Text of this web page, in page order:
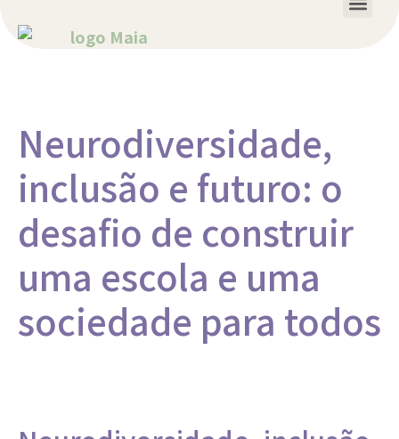
Neurodiversidade,
inclusão e futuro: o
desafio de construir
uma escola e uma
sociedade para todos